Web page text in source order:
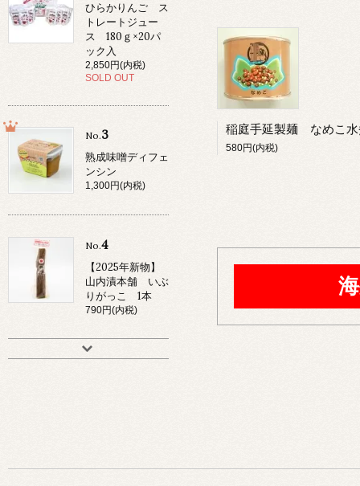
580円(内税)
ひらかりんご ス
トレートジュー
ス 180ｇ×20パ
ック入
2,850円(内税)
SOLD OUT
No.3
熟成味噌ディフェ
ンシン
1,300円(内税)
No.4
【2025年新物】
山内漬本舗 いぶ
りがっこ 1本
790円(内税)